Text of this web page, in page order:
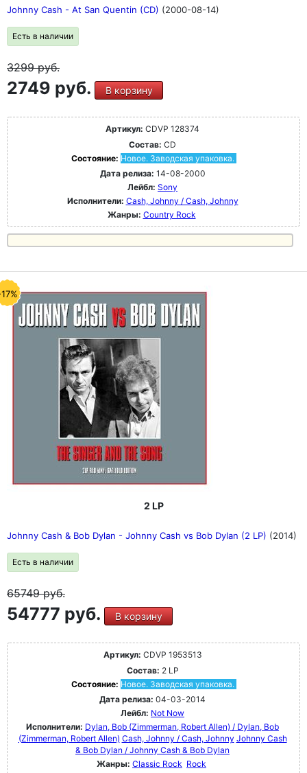
Johnny Cash - At San Quentin (CD) (2000-08-14)
Есть в наличии
3299руб.
2749 руб. В корзину
Артикул: CDVP 128374
Состав: CD
Состояние: Новое. Заводская упаковка.
Дата релиза: 14-08-2000
Лейбл: Sony
Исполнители: Cash, Johnny / Cash, Johnny
Жанры: Country Rock
2 LP
Johnny Cash & Bob Dylan - Johnny Cash vs Bob Dylan (2 LP) (2014)
Есть в наличии
65749руб.
54777 руб. В корзину
Артикул: CDVP 1953513
Состав: 2 LP
Состояние: Новое. Заводская упаковка.
Дата релиза: 04-03-2014
Лейбл: Not Now
Исполнители: Dylan, Bob (Zimmerman, Robert Allen) / Dylan, Bob
(Zimmerman, Robert Allen) Cash, Johnny / Cash, Johnny Johnny Cash
& Bob Dylan / Johnny Cash & Bob Dylan
Жанры: Classic Rock Rock